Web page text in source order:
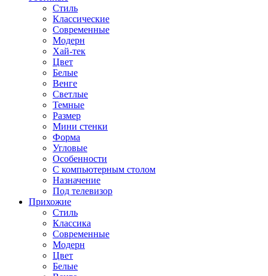
Стиль
Классические
Современные
Модерн
Хай-тек
Цвет
Белые
Венге
Светлые
Темные
Размер
Мини стенки
Форма
Угловые
Особенности
С компьютерным столом
Назначение
Под телевизор
Прихожие
Стиль
Классика
Современные
Модерн
Цвет
Белые